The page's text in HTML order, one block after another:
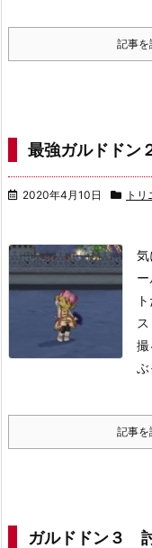
記事を
最強ガルドドン
2020年4月10日 トリ
気
撮
ぶ
記事を
ガルドドン３